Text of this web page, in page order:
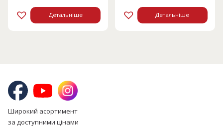
Детальніше Детальніше
Широкий асортимент
за доступними цінами